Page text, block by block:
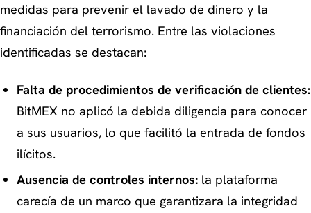
medidas para prevenir el lavado de dinero y la
financiación del terrorismo. Entre las violaciones
identificadas se destacan:
Falta de procedimientos de verificación de clientes:
BitMEX no aplicó la debida diligencia para conocer
a sus usuarios, lo que facilitó la entrada de fondos
ilícitos.
Ausencia de controles internos:la plataforma
carecía de un marco que garantizara la integridad